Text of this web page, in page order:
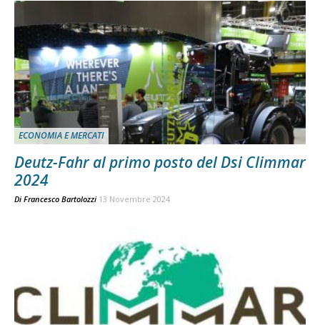
ECONOMIA E MERCATI
Deutz-Fahr al primo posto del Dsi Climmar
2024
Di Francesco Bartolozzi 13 Novembre 2024